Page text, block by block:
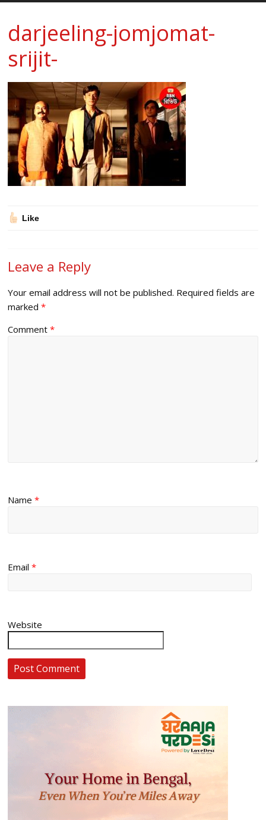
darjeeling-jomjomat-
srijit-
Like
Leave a Reply
Your email address will not be published. Required fields are
marked*
Comment*
Name*
Email*
Website